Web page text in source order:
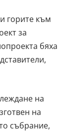
горите към
за
бяха
на
на
събрание,